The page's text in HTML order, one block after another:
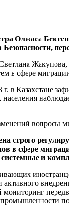
Олжаса
в сфере
Казахстане
вопросы
строго
в сфере
и